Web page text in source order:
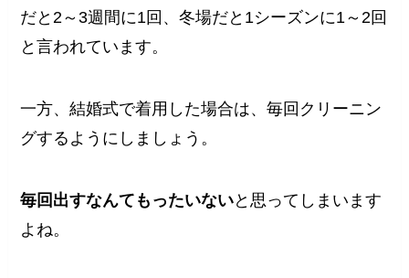
だと2～3週間に1回、冬場だと1シーズンに1～2回
と言われています。
一方、結婚式で着用した場合は、毎回クリーニン
グするようにしましょう。
毎回出すなんてもったいないと思ってしまいます
よね。